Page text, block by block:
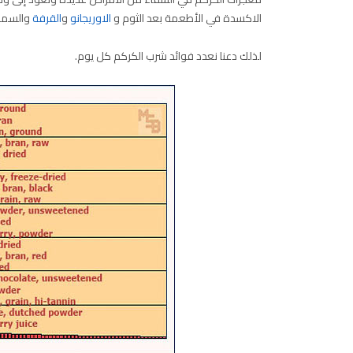
الاكسدة في الأطعمة بعد الثوم والاوريجانووالقرفة
لذلك دعنا نعدد فوائد شرب الكركم كل يوم.